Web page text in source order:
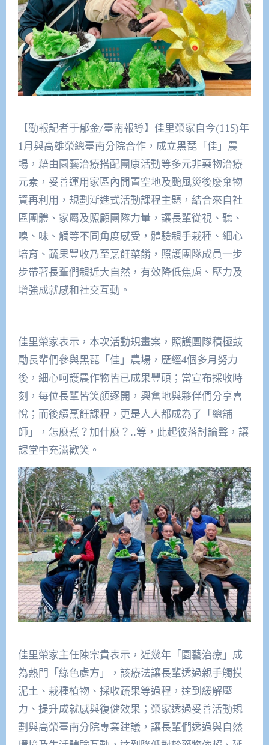
【勁報記者于郁金/臺南報導】佳里榮家自今(115)年
1月與高雄榮總臺南分院合作，成立黑琵「佳」農
場，藉由園藝治療搭配團康活動等多元非藥物治療
元素，妥善運用家區內閒置空地及颱風災後廢棄物
資再利用，規劃漸進式活動課程主題，結合來自社
區團體、家屬及照顧團隊力量，讓長輩從視、聽、
嗅、味、觸等不同角度感受，體驗親手栽種、細心
培育、蔬果豐收乃至烹飪菜餚，照護團隊成員一步
步帶著長輩們親近大自然，有效降低焦慮、壓力及
增強成就感和社交互動。
佳里榮家表示，本次活動規畫案，照護團隊積極鼓
勵長輩們參與黑琵「佳」農場，歷經4個多月努力
後，細心呵護農作物皆已成果豐碩；當宣布採收時
刻，每位長輩皆笑顏逐開，興奮地與夥伴們分享喜
悅；而後續烹飪課程，更是人人都成為了「總舖
師」，怎麼煮？加什麼？..等，此起彼落討論聲，讓
課堂中充滿歡笑。
佳里榮家主任陳宗貴表示，近幾年「園藝治療」成
為熱門「綠色處方」，該療法讓長輩透過親手觸摸
泥土、栽種植物、採收蔬果等過程，達到緩解壓
力、提升成就感與復健效果；榮家透過妥善活動規
劃與高榮臺南分院專業建議，讓長輩們透過與自然